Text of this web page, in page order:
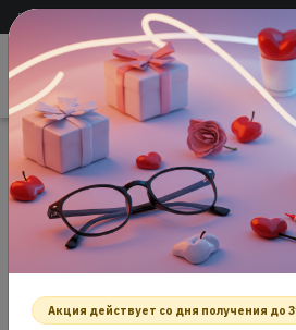
Доставка по всей России
САЛОН ОПТИКИ
Проверить
зрение
Акция действует со дня получения до